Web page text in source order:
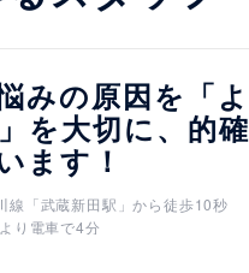
みの原因を「よ
を大切に、的確
ます！
線「武蔵新田駅」から徒歩10秒
り電車で4分